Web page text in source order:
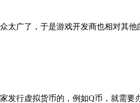
太广了，于是游戏开发商也相对其
发行虚拟货币的，例如Q币，就需要